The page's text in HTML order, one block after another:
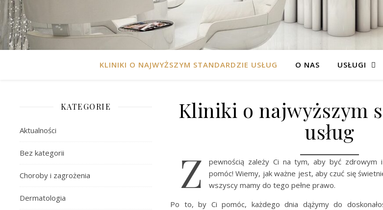
KLINIKI O NAJWYŻSZYM STANDARDZIE USŁUG O NAS USŁUGI
KATEGORIE
Aktualności
Bez kategorii
Choroby i zagrożenia
Dermatologia
Kliniki o najwyższym
usług
Z
pewnością zależy Ci na tym, aby być zdrowym
pomóc! Wiemy, jak ważne jest, aby czuć się
wszyscy mamy do tego pełne prawo.
Po to, by Ci pomóc, każdego dnia dążymy do